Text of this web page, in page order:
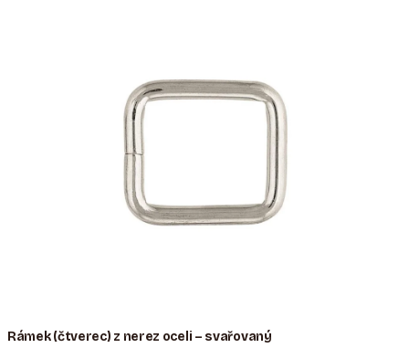
Rámek (čtverec) z nerez oceli – svařovaný